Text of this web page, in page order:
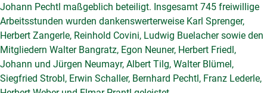
Johann Pechtl maßgeblich beteiligt. Insgesamt 745 freiwillige
Arbeitsstunden wurden dankenswerterweise Karl Sprenger,
Herbert Zangerle, Reinhold Covini, Ludwig Buelacher sowie den
Mitgliedern Walter Bangratz, Egon Neuner, Herbert Friedl,
Johann und Jürgen Neumayr, Albert Tilg, Walter Blümel,
Siegfried Strobl, Erwin Schaller, Bernhard Pechtl, Franz Lederle,